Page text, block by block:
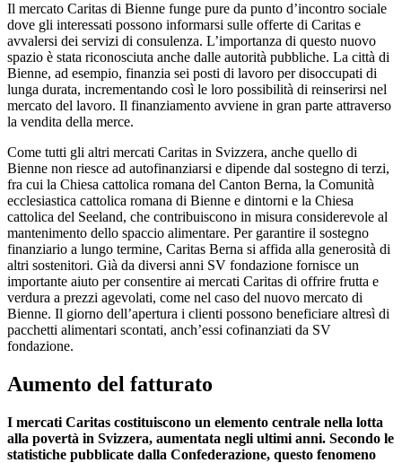
Il mercato Caritas di Bienne funge pure da punto d’incontro sociale
dove gli interessati possono informarsi sulle offerte di Caritas e
avvalersi dei servizi di consulenza. L’importanza di questo nuovo
spazio è stata riconosciuta anche dalle autorità pubbliche. La città di
Bienne, ad esempio, finanzia sei posti di lavoro per disoccupati di
lunga durata, incrementando così le loro possibilità di reinserirsi nel
mercato del lavoro. Il finanziamento avviene in gran parte attraverso
la vendita della merce.
Come tutti gli altri mercati Caritas in Svizzera, anche quello di
Bienne non riesce ad autofinanziarsi e dipende dal sostegno di terzi,
fra cui la Chiesa cattolica romana del Canton Berna, la Comunità
ecclesiastica cattolica romana di Bienne e dintorni e la Chiesa
cattolica del Seeland, che contribuiscono in misura considerevole al
mantenimento dello spaccio alimentare. Per garantire il sostegno
finanziario a lungo termine, Caritas Berna si affida alla generosità di
altri sostenitori. Già da diversi anni SV fondazione fornisce un
importante aiuto per consentire ai mercati Caritas di offrire frutta e
verdura a prezzi agevolati, come nel caso del nuovo mercato di
Bienne. Il giorno dell’apertura i clienti possono beneficiare altresì di
pacchetti alimentari scontati, anch’essi cofinanziati da SV
fondazione.
Aumento del fatturato
I mercati Caritas costituiscono un elemento centrale nella lotta
alla povertà in Svizzera, aumentata negli ultimi anni. Secondo le
statistiche pubblicate dalla Confederazione, questo fenomeno